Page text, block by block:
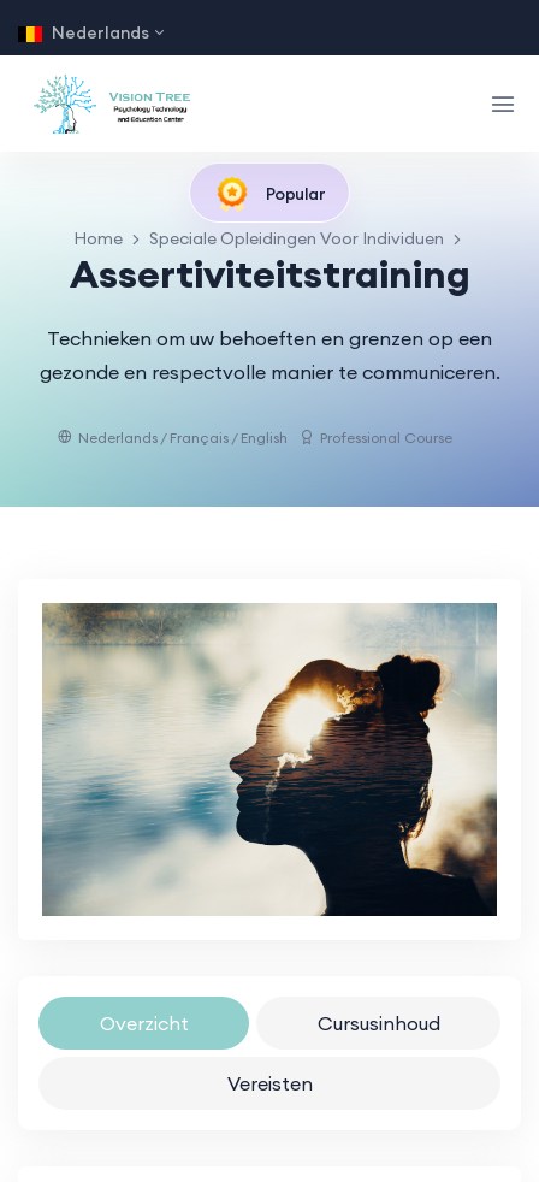
Nederlands
Popular
Home Speciale Opleidingen Voor Individuen
Assertiviteitstraining
Technieken om uw behoeften en grenzen op een
gezonde en respectvolle manier te communiceren.
Nederlands / Français / English Professional Course
Overzicht Cursusinhoud
Vereisten